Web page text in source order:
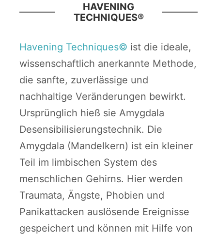
HAVENING
TECHNIQUES®
Havening Techniques© ist die ideale,
wissenschaftlich anerkannte Methode,
die sanfte, zuverlässige und
nachhaltige Veränderungen bewirkt.
Ursprünglich hieß sie Amygdala
Desensibilisierungstechnik. Die
Amygdala (Mandelkern) ist ein kleiner
Teil im limbischen System des
menschlichen Gehirns. Hier werden
Traumata, Ängste, Phobien und
Panikattacken auslösende Ereignisse
gespeichert und können mit Hilfe von